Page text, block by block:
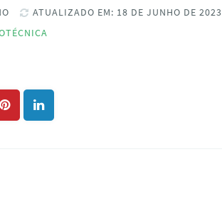
ATUALIZADO EM: 18 DE JUNHO DE 2023